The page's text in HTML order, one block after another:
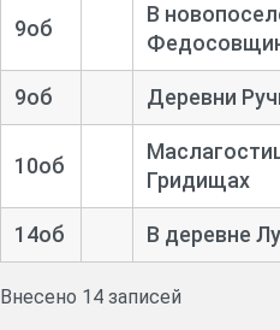
9об
В
9об Деревни
10об
Гридищах
14об В деревне
Внесено 14 записей